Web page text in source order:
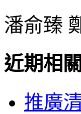
潘俞臻
近期相
推廣